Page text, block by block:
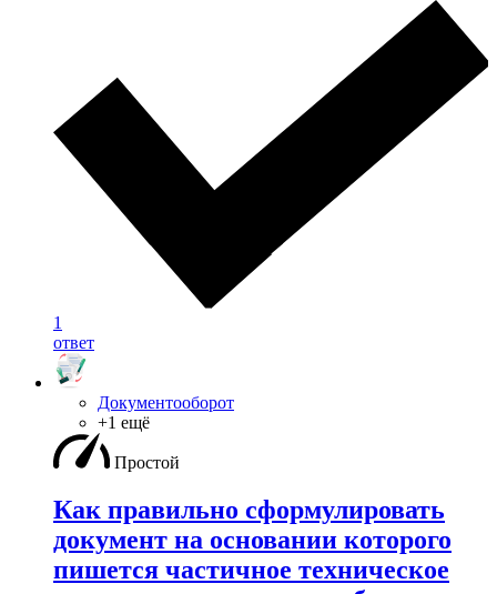
1
ответ
Документооборот
+1 ещё
Простой
Как правильно сформулировать
документ на основании которого
пишется частичное техническое